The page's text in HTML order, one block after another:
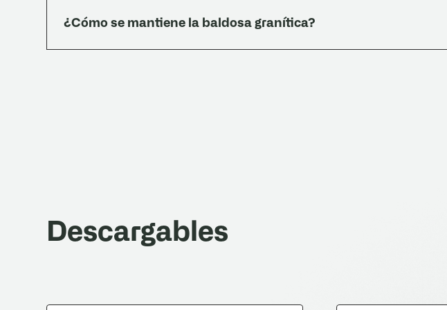
flexión. Esto lo habilita para licitaciones, obras públicas y proyectos
¿Cómo se mantiene la baldosa granítica?
Descargables